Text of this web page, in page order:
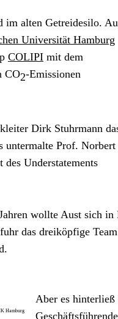
im alten Getreidesilo.
Universität Hamburg
COLIPI mit dem
CO2-Emissionen
Dirk Stuhrmann
untermalte Prof.
Understatements
wollte Aust sich
das dreiköpfige
Hamburg
Aber es